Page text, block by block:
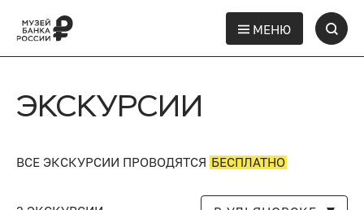
МЕНЮ
ЭКСКУРСИИ
ВСЕ ЭКСКУРСИИ ПРОВОДЯТСЯ БЕСПЛАТНО